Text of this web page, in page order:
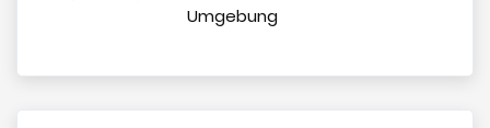
Umgebung